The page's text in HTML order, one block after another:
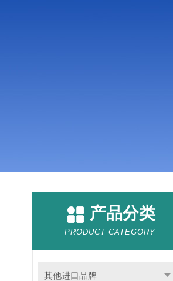
产品分类
PRODUCT CATEGORY
其他进口品牌